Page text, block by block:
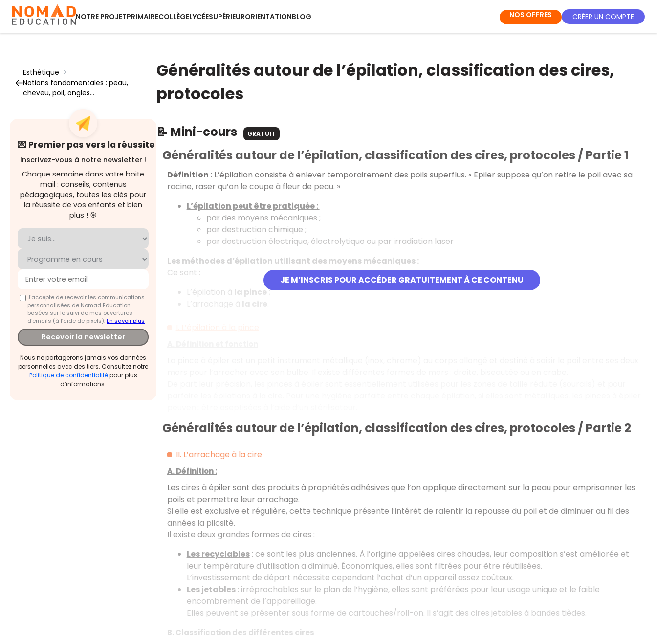
NOTRE PROJETPRIMAIRECOLLÈGELYCÉESUPÉRIEURORIENTATIONBLOG NOS OFFRES CRÉER UN COMPTE
Esthétique >
Notions fondamentales : peau,
cheveu, poil, ongles...
💌 Premier pas vers la réussite
Inscrivez-vous à notre newsletter !
Chaque semaine dans votre boite
mail : conseils, contenus
pédagogiques, toutes les clés pour
la réussite de vos enfants et bien
plus ! 🎯
J'accepte de recevoir les communications
personnalisées de Nomad Education,
basées sur le suivi de mes ouvertures
d'emails (à l’aide de pixels).En savoir plus
Recevoir la newsletter
Nous ne partagerons jamais vos données
personnelles avec des tiers. Consultez notre
Politique de confidentialitépour plus
d’informations.
Généralités autour de l’épilation, classification des cires,
protocoles
📝 Mini-cours GRATUIT
JE M’INSCRIS POUR ACCÉDER GRATUITEMENT À CE CONTENU
Généralités autour de l’épilation, classification des cires, protocoles / Partie 1
Définition : L’épilation consiste à enlever temporairement des poils superflus. « Epiler suppose qu’on retire le poil avec sa
racine, raser qu’on le coupe à fleur de peau. »
L’épilation peut être pratiquée :
par des moyens mécaniques ;
par destruction chimique ;
par destruction électrique, électrolytique ou par irradiation laser
Les méthodes d’épilation utilisant des moyens mécaniques :
Ce sont :
L’épilation à la pince;
L’arrachage à la cire
Généralités autour de l’épilation, classification des cires, protocoles / Partie 2
II. L’arrachage à la cire
A. Définition :
Les cires à épiler sont des produits à propriétés adhésives que l’on applique directement sur la peau pour emprisonner les
poils et permettre leur arrachage.
Si elle est exclusive et régulière, cette technique présente l’intérêt de ralentir la repousse du poil et de diminuer au fil des
années la pilosité.
Il existe deux grandes formes de cires :
Les recyclables: ce sont les plus anciennes. À l’origine appelées cires chaudes, leur composition s’est améliorée et
leur température d’utilisation a diminué. Économiques, elles sont filtrées pour être réutilisées.
L’investissement de départ nécessite cependant l’achat d’un appareil assez coûteux.
Les jetables: irréprochables sur le plan de l’hygiène, elles sont préférées pour leur usage unique et le faible
encombrement de l’appareillage.
Elles peuvent se présenter sous forme de cartouches/roll-on. Il s’agit des cires jetables à bandes tièdes.
B. Classification des différentes cires